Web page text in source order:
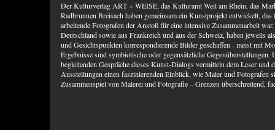
Der Kulturverlag ART + WEISE, das Kulturamt Weil am Rhein, das
Radbrunnen Breisach haben gemeinsam ein Kunstprojekt entwickelt,
arbeitende Fotografen der Anstoß für eine intensive Zusammenarbeit
Deutschland sowie aus Frankreich und aus der Schweiz, haben jeweils
und Gesichtspunkten korrespondierende Bilder geschaffen - meist mit
Ergebnisse sind symbiotische oder gegensätzliche
begleitenden Gespräche dieses Kunst-Dialogs vermitteln dem Leser und
Ausstellungen einen faszinierenden Einblick, wie Maler und Fotografen
Zusammenspiel von Malerei und Fotografie – Grenzen überschreitend,